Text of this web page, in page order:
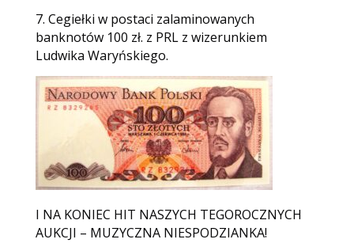
7. Cegiełki w postaci zalaminowanych
banknotów 100 zł. z PRL z wizerunkiem
Ludwika Waryńskiego.
I NA KONIEC HIT NASZYCH TEGOROCZNYCH
AUKCJI – MUZYCZNA NIESPODZIANKA!